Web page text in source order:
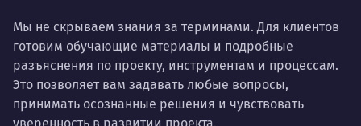
Мы не скрываем знания за терминами. Для клиентов
готовим обучающие материалы и подробные
разъяснения по проекту, инструментам и процессам.
Это позволяет вам задавать любые вопросы,
принимать осознанные решения и чувствовать